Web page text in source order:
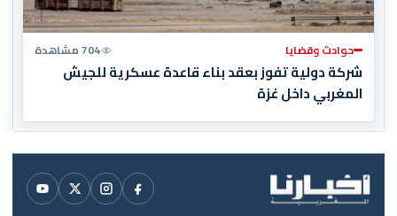
حوادث وقضايا 704 مشاهدة
شركة دولية تفوز بعقد بناء قاعدة عسكرية للجيش
المغربي داخل غزة